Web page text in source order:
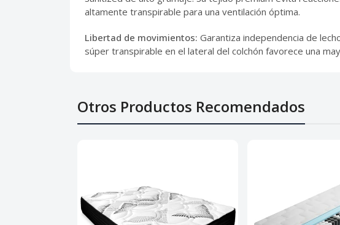
altamente transpirable para una ventilación óptima.
Libertad de movimientos: Garantiza independencia de
súper transpirable en el lateral del colchón favorece una
Otros Productos Recomendados